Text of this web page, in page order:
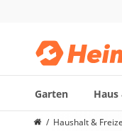
Garten Haus
Die Haushalt &